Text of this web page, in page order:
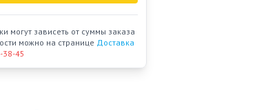
могут зависеть от суммы заказа
можно на странице Доставка
38-45